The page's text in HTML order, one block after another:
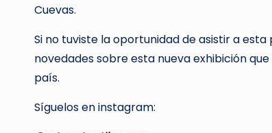
Cuevas.
Si no tuviste la oportunidad de asistir a
novedades sobre esta nueva exhibición
país.
Síguelos en instagram: